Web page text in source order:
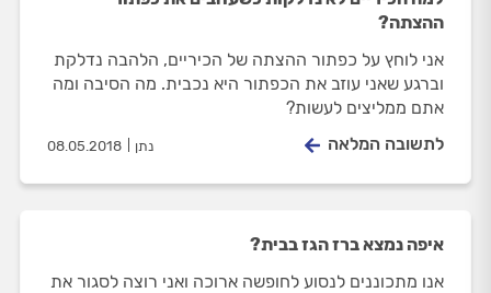
ההצתה?
אני לוחץ על כפתור ההצתה של הכיריים, הלהבה נדלקת
וברגע שאני עוזב את הכפתור היא נכבית. מה הסיבה ומה
אתם ממליצים לעשות?
נתן 08.05.2018 לתשובה המלאה
איפה נמצא ברז הגז בבית?
אנו מתכוננים לנסוע לחופשה ארוכה ואני רוצה לסגור את